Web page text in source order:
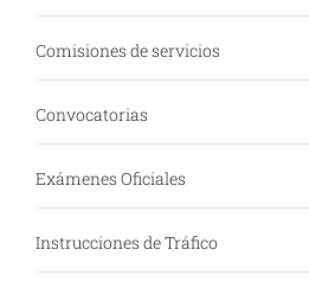
Comisiones de servicios
Convocatorias
Exámenes Oficiales
Instrucciones de Tráfico